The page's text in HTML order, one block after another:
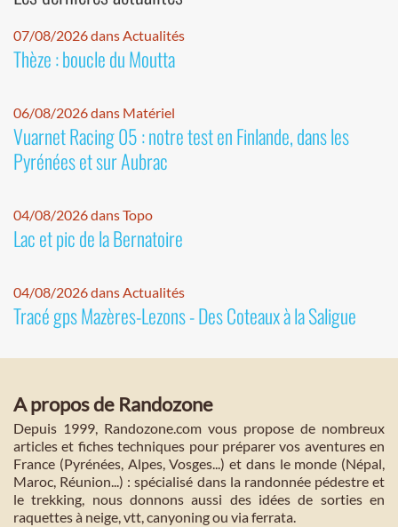
07/08/2026 dans Actualités
Thèze : boucle du Moutta
06/08/2026 dans Matériel
Vuarnet Racing 05 : notre test en Finlande, dans les
Pyrénées et sur Aubrac
04/08/2026 dans Topo
Lac et pic de la Bernatoire
04/08/2026 dans Actualités
Tracé gps Mazères-Lezons - Des Coteaux à la Saligue
A propos de Randozone
Depuis 1999, Randozone.com vous propose de nombreux
articles et fiches techniques pour préparer vos aventures en
France (Pyrénées, Alpes, Vosges...) et dans le monde (Népal,
Maroc, Réunion...) : spécialisé dans la randonnée pédestre et
le trekking, nous donnons aussi des idées de sorties en
raquettes à neige, vtt, canyoning ou via ferrata.